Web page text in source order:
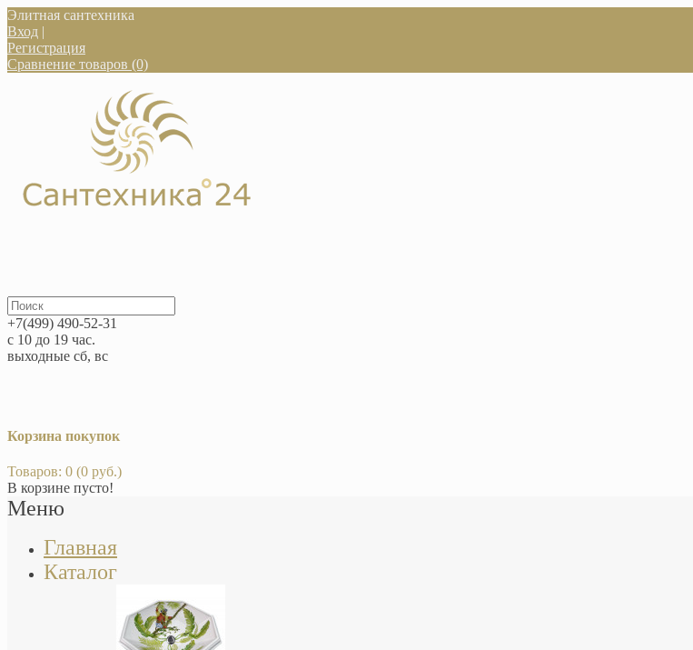
Элитная сантехника
Вход |
Регистрация
Сравнение товаров (0)
+7(499) 490-52-31
с 10 до 19 час.
выходные сб, вс
Корзина покупок
Товаров: 0 (0 руб.)
В корзине пусто!
Меню
Главная
Каталог